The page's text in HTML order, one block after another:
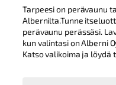
Tarpeesi on perävaunu
Albernilta.Tunne
perävaunu perässäsi.
kun valintasi on Alberni
Katso valikoima ja löydä